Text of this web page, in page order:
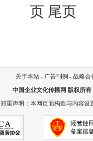
页 尾页
关于本站 - 广告刊例 - 战略合
中国企业文化传播网 版权所有
郑重声明：本网页面构造与内容